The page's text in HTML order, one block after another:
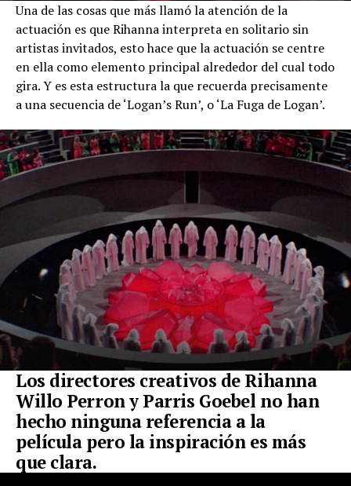
Una de las cosas que más llamó la atención de la
actuación es que Rihanna interpreta en solitario sin
artistas invitados, esto hace que la actuación se centre
en ella como elemento principal alrededor del cual todo
gira. Y es esta estructura la que recuerda precisamente
a una secuencia de ‘Logan’s Run’, o ‘La Fuga de Logan’.
Los directores creativos de Rihanna
Willo Perron y Parris Goebel no han
hecho ninguna referencia a la
película pero la inspiración es más
que clara.